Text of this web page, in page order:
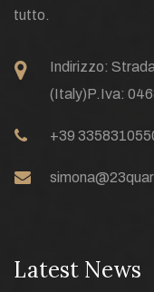
tutto.
Indirizzo:
(Italy)P.Iva:
+39
Latest News